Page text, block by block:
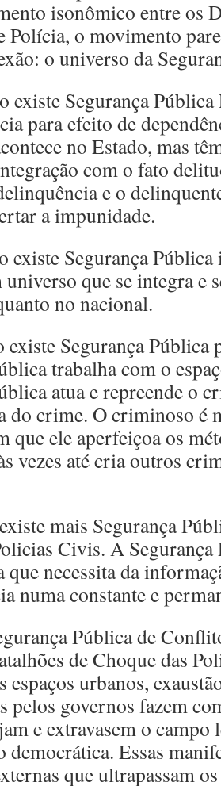
isonômico entre os
Polícia, o movimento
o universo da
existe Segurança
para efeito de
no Estado, mas
com o fato
e o
a impunidade.
existe Segurança
que se integra e
no nacional.
existe Segurança Pública
trabalha com o
atua e repreende o
do crime. O criminoso é
que ele aperfeiçoa os
vezes até cria outros
mais Segurança
Civis. A
que necessita da
numa constante e
Pública de
de Choque das
espaços urbanos,
pelos governos fazem
e extravasem o campo
Essas
que ultrapassam